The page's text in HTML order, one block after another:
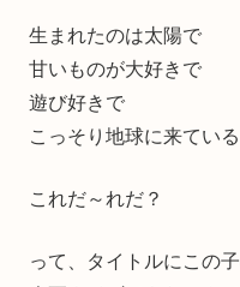
生まれたのは太陽で
甘いものが大好きで
遊び好きで
こっそり地球に来ている
これだ～れだ？
って、タイトルにこの